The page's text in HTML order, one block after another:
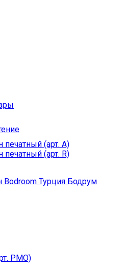
печатный (арт. A)
(арт. R)
PMO)